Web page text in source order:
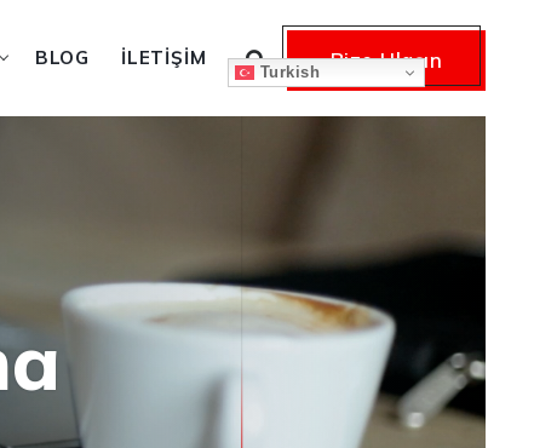
BLOG İLETIŞIM
Turkish Bize Ulaşın